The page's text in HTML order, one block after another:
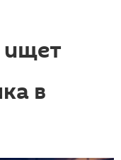
ищет
в